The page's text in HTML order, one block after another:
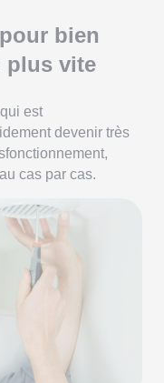
bien
plus vite
est
devenir très
cas par cas.